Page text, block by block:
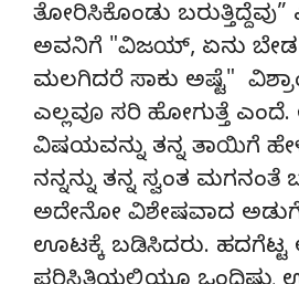
ತೋರಿಸಿಕೊಂಡು
ಅವನಿಗೆ "ವಿಜಯ್, ಏನು ಬೇಡ
ಮಲಗಿದರೆ ಸಾಕು ಅಷ್ಟೆ"
ಎಲ್ಲವೂ ಸರಿ ಹೋಗುತ್ತೆ
ವಿಷಯವನ್ನು ತನ್ನ ತಾಯಿಗೆ
ನನ್ನನ್ನು ತನ್ನ ಸ್ವಂತ
ಅದೇನೋ ವಿಶೇಷವಾದ
ಊಟಕ್ಕೆ ಬಡಿಸಿದರು. ಹದಗೆಟ್ಟ